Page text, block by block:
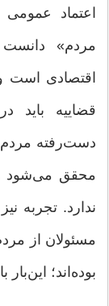
اعتماد
مردم» دانست
اقتصادی است
قضاییه باید
دست‌رفته مردم
محقق می‌شود
ندارد. تجربه
مسئولان از
بوده‌اند؛